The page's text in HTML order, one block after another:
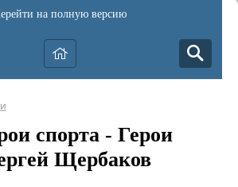
на полную версию
спорта - Герои
Щербаков